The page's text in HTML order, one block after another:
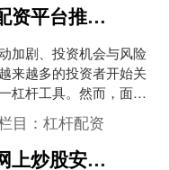
权威股票配资平台推荐，正规安全首选
加剧、投资机会与风险
来越多的投资者开始关
杠杆工具。然而，面对
的配资平台财盛证券官
家**正规....
目：杠杆配资
配资实盘网上炒股安全指南